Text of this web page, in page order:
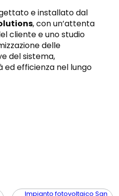
e installato dal
, con un’attenta
cliente e uno studio
delle
del sistema,
ed efficienza nel lungo
Impianto fotovoltaico San